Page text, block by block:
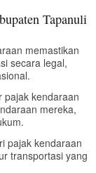
Tapanuli
memastikan
secara legal,
pajak kendaraan
mereka,
pajak kendaraan
transportasi yang